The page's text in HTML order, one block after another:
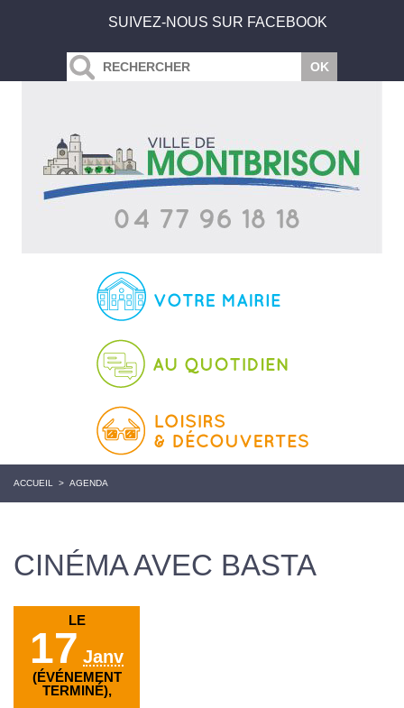
SUIVEZ-NOUS SUR FACEBOOK
ACCUEIL > AGENDA
CINÉMA AVEC BASTA
LE
17 Janv
(ÉVÉNEMENT
TERMINÉ),